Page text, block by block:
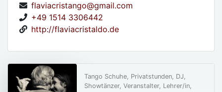
flaviacristango@gmail.com
+49 1514 3306442
http://flaviacristaldo.de
Tango Schuhe, Privatstunden, DJ,
Showtänzer, Veranstalter, Lehrer/in,